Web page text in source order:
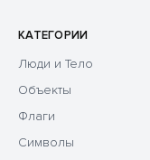
КАТЕГОРИИ
Люди и Тело
Объекты
Флаги
Символы